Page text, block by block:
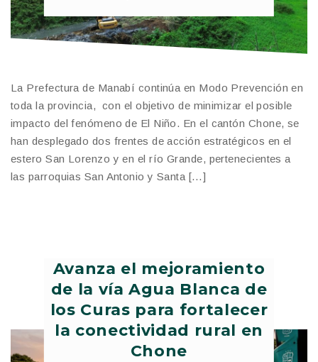
La Prefectura de Manabí continúa en Modo Prevención en
toda la provincia, con el objetivo de minimizar el posible
impacto del fenómeno de El Niño. En el cantón Chone, se
han desplegado dos frentes de acción estratégicos en el
estero San Lorenzo y en el río Grande, pertenecientes a
las parroquias San Antonio y Santa […]
Avanza el mejoramiento
de la vía Agua Blanca de
los Curas para fortalecer
la conectividad rural en
Chone